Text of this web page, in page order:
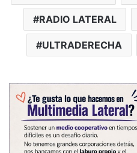
RADIO LATERAL
ULTRADERECHA